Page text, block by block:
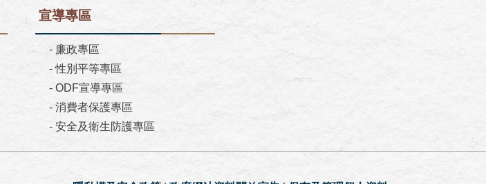
宣導專區
- 廉政專區
-性別平等專區
- ODF宣導專區
- 消費者保護專區
- 安全及衛生防護專區